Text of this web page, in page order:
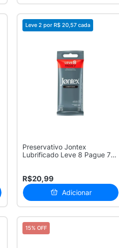
Leve 2 por R$ 20,57 cada
Preservativo Jontex
Lubrificado Leve 8 Pague 7
R$20,99
Adicionar
15% OFF